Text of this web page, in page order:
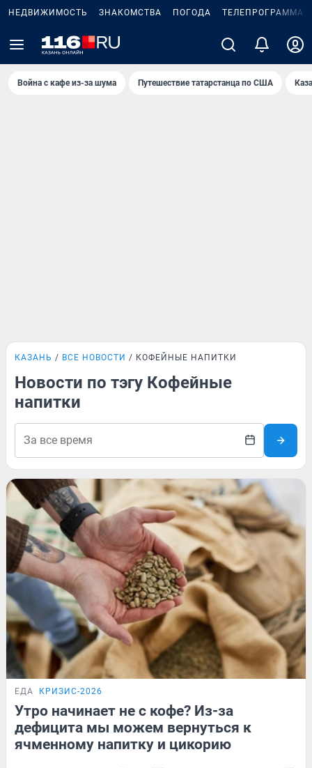
НЕДВИЖИМОСТЬ ЗНАКОМСТВА ПОГОДА ТЕЛЕПРОГРАММА
Война с кафе из-за шума Путешествие татарстанца по США
КАЗАНЬ ВСЕ НОВОСТИ КОФЕЙНЫЕ НАПИТКИ
Новости по тэгу Кофейные
напитки
ЕДА КРИЗИС-2026
Утро начинает не с кофе? Из-за
дефицита мы можем вернуться к
ячменному напитку и цикорию